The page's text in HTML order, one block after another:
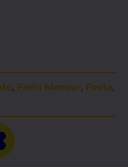
, Ferlú Mansur, Festa,